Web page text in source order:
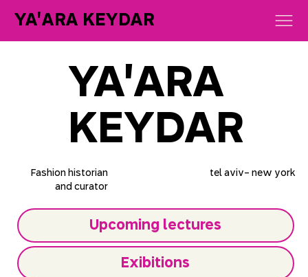
YA'ARA KEYDAR
YA'ARA
KEYDAR
Fashion historian
and curator
tel aviv- new york
Upcoming lectures
Exibitions